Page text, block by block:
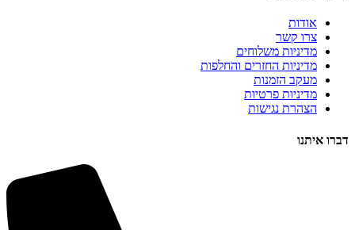
אודות
צרו קשר
מדיניות משלוחים
מדיניות החזרים והחלפות
מעקב הזמנות
מדיניות פרטיות
הצהרת נגישות
דברו איתנו